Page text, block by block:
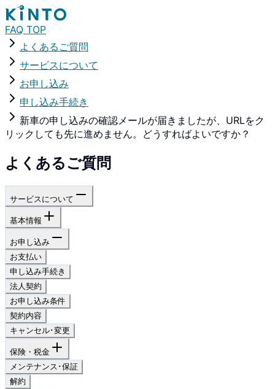
FAQ TOP
よくあるご質問
サービスについて
お申し込み
申し込み手続き
新車の申し込みの確認メールが届きましたが、URLをク
リックしても先に進めません。どうすればよいですか？
よくあるご質問
サービスについて
基本情報
お申し込み
お支払い
申し込み手続き
法人契約
お申し込み条件
契約内容
キャンセル･変更
保険・税金
メンテナンス･保証
解約